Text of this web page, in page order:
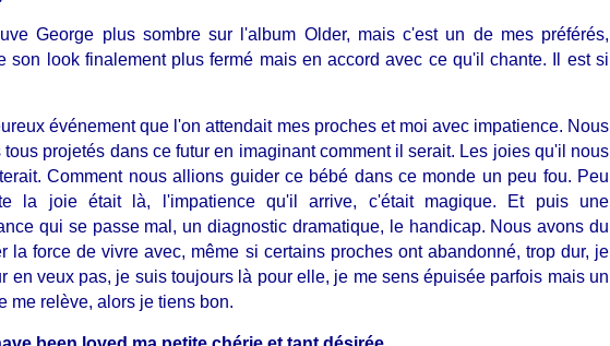
George plus sombre sur l'album Older, mais c'est un de mes préférés,
son look finalement plus fermé mais en accord avec ce qu'il chante. Il est si
événement que l'on attendait mes proches et moi avec impatience. Nous
tous projetés dans ce futur en imaginant comment il serait. Les joies qu'il nous
Comment nous allions guider ce bébé dans ce monde un peu fou. Peu
la joie était là, l'impatience qu'il arrive, c'était magique. Et puis une
qui se passe mal, un diagnostic dramatique, le handicap. Nous avons du
la force de vivre avec, même si certains proches ont abandonné, trop dur, je
en veux pas, je suis toujours là pour elle, je me sens épuisée parfois mais un
me relève, alors je tiens bon.